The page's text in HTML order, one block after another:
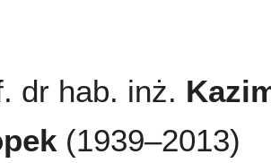
dr hab. inż.
(1939–2013)